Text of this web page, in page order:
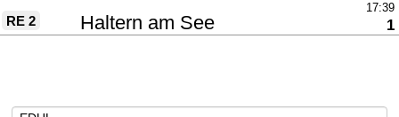
RE 2 nach
Haltern am See
17:39
1